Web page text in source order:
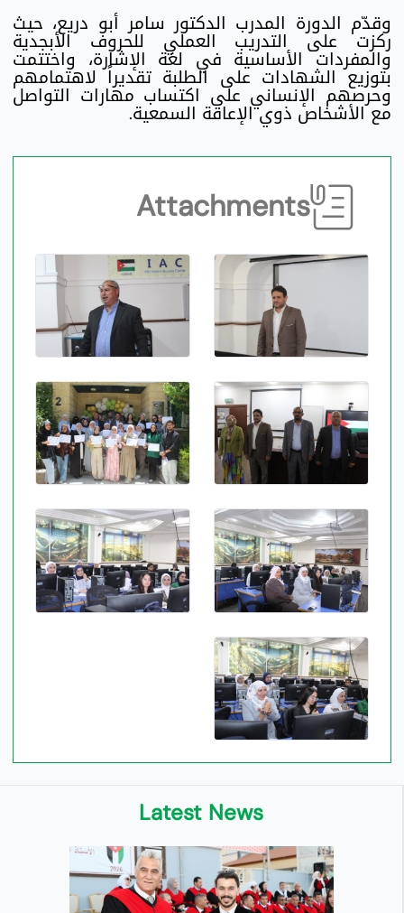
وقدّم الدورة المدرب الدكتور سامر أبو دريع، حيث
ركزت على التدريب العملي للحروف الأبجدية
والمفردات الأساسية في لغة الإشارة، واختتمت
بتوزيع الشهادات على الطلبة تقديراً لاهتمامهم
وحرصهم الإنساني على اكتساب مهارات التواصل
مع الأشخاص ذوي الإعاقة السمعية.
Attachments
Latest News